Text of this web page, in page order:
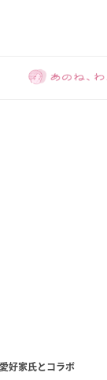
好家氏とコラボ